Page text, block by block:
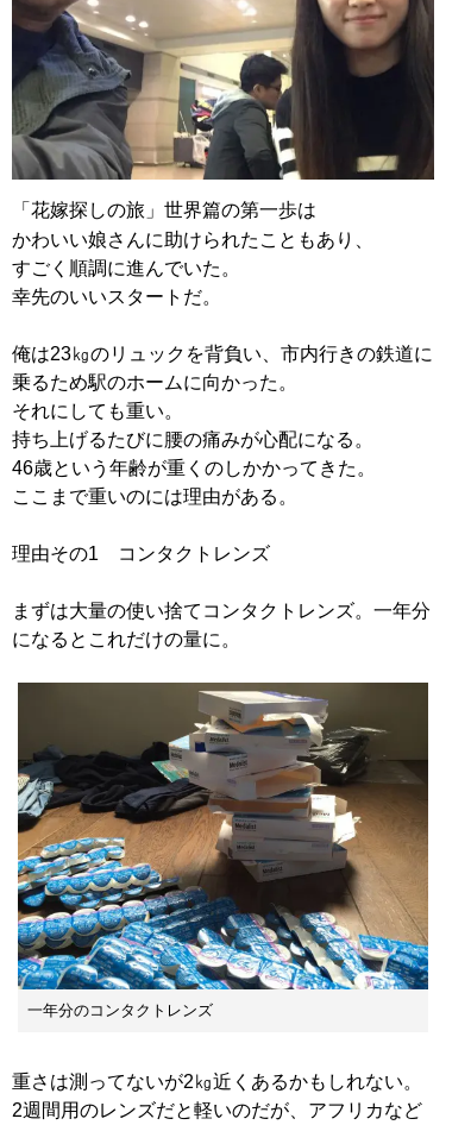
「花嫁探しの旅」世界篇の第一歩は
かわいい娘さんに助けられたこともあり、
すごく順調に進んでいた。
幸先のいいスタートだ。
俺は23㎏のリュックを背負い、市内行きの鉄道に
乗るため駅のホームに向かった。
それにしても重い。
持ち上げるたびに腰の痛みが心配になる。
46歳という年齢が重くのしかかってきた。
ここまで重いのには理由がある。
理由その1 コンタクトレンズ
まずは大量の使い捨てコンタクトレンズ。一年分
になるとこれだけの量に。
一年分のコンタクトレンズ
重さは測ってないが2㎏近くあるかもしれない。
2週間用のレンズだと軽いのだが、アフリカなど